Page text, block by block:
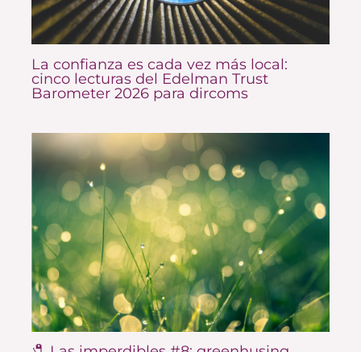
La confianza es cada vez más local:
cinco lecturas del Edelman Trust
Barometer 2026 para dircoms